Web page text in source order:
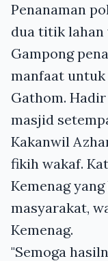
Penanaman
dua titik lahan
Gampong
manfaat
Gathom.
masjid
Kakanwil
fikih wakaf.
Kemenag
masyarakat,
Kemenag.
"Semoga